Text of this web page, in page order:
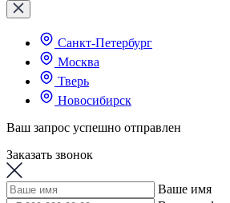
Санкт-Петербург
Москва
Тверь
Новосибирск
Ваш запрос успешно отправлен
Заказать звонок
Ваше имя